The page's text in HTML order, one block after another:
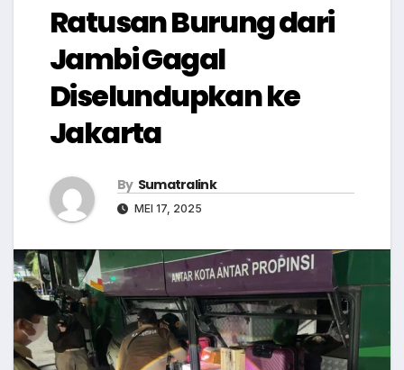
Ratusan Burung dari
Jambi Gagal
Diselundupkan ke
Jakarta
By Sumatralink
MEI 17, 2025